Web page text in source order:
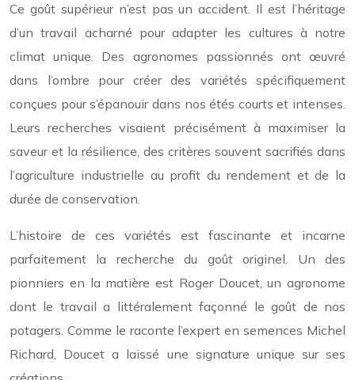
Ce goût supérieur n’est pas un accident. Il est l’héritage
d’un travail acharné pour adapter les cultures à notre
climat unique. Des agronomes passionnés ont œuvré
dans l’ombre pour créer des variétés spécifiquement
conçues pour s’épanouir dans nos étés courts et intenses.
Leurs recherches visaient précisément à maximiser la
saveur et la résilience, des critères souvent sacrifiés dans
l’agriculture industrielle au profit du rendement et de la
durée de conservation.
L’histoire de ces variétés est fascinante et incarne
parfaitement la recherche du goût originel. Un des
pionniers en la matière est Roger Doucet, un agronome
dont le travail a littéralement façonné le goût de nos
potagers. Comme le raconte l’expert en semences Michel
Richard, Doucet a laissé une signature unique sur ses